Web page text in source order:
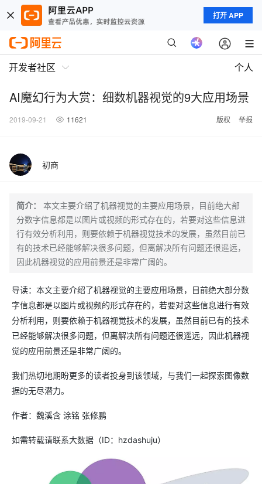
打开 APP
开发者社区 个人
AI魔幻行为大赏：细数机器视觉的9大应用场景
2019-09-21 11621 版权 举报
初商
简介：
本文主要介绍了机器视觉的主要应用场景，目前绝大部
分数字信息都是以图片或视频的形式存在的，若要对这些信息进
行有效分析利用，则要依赖于机器视觉技术的发展，虽然目前已
有的技术已经能够解决很多问题，但离解决所有问题还很遥远，
因此机器视觉的应用前景还是非常广阔的。
导读：本文主要介绍了机器视觉的主要应用场景，目前绝大部分数
字信息都是以图片或视频的形式存在的，若要对这些信息进行有效
分析利用，则要依赖于机器视觉技术的发展，虽然目前已有的技术
已经能够解决很多问题，但离解决所有问题还很遥远，因此机器视
觉的应用前景还是非常广阔的。
我们热切地期盼更多的读者投身到该领域，与我们一起探索图像数
据的无尽潜力。
作者：魏溪含 涂铭 张修鹏
如需转载请联系大数据（ID：hzdashuju）